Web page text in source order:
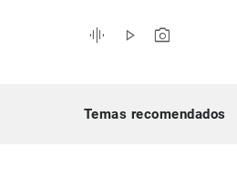
indicadores
económicos
graphic_eq play_arrow photo_camera
Temas recomendados